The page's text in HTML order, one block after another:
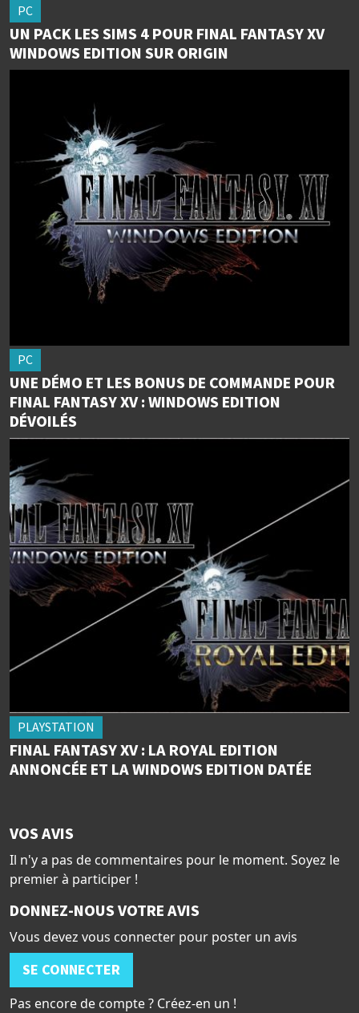
PC
UN PACK LES SIMS 4 POUR FINAL FANTASY XV
WINDOWS EDITION SUR ORIGIN
PC
UNE DÉMO ET LES BONUS DE COMMANDE POUR
FINAL FANTASY XV : WINDOWS EDITION
DÉVOILÉS
PLAYSTATION
FINAL FANTASY XV : LA ROYAL EDITION
ANNONCÉE ET LA WINDOWS EDITION DATÉE
VOS AVIS
Il n'y a pas de commentaires pour le moment. Soyez le
premier à participer !
DONNEZ-NOUS VOTRE AVIS
Vous devez vous connecter pour poster un avis
SE CONNECTER
Pas encore de compte ? Créez-en un !